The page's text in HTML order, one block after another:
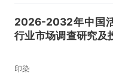
2026-2032年中国
行业市场调查研究及
印染